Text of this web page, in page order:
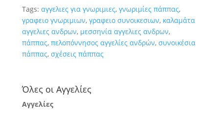
Tags: αγγελιες για γνωριμιες, γνωριμίες πάππας,
γραφειο γνωριμιων, γραφειο συνοικεσιων, καλαμάτα
αγγελιες ανδρων, μεσσηνία αγγελιες ανδρων,
πάππας, πελοπόννησος αγγελίες ανδρών, συνοικέσια
πάππας, σχέσεις πάππας
Όλες οι Αγγελίες
Αγγελίες